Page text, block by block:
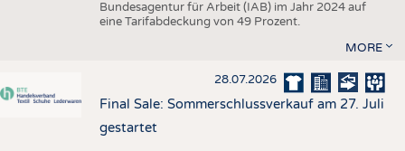
Bundesagentur für Arbeit (IAB) im Jahr 2024 auf
eine Tarifabdeckung von 49 Prozent.
MORE
28.07.2026
Final Sale: Sommerschlussverkauf am 27. Juli
gestartet